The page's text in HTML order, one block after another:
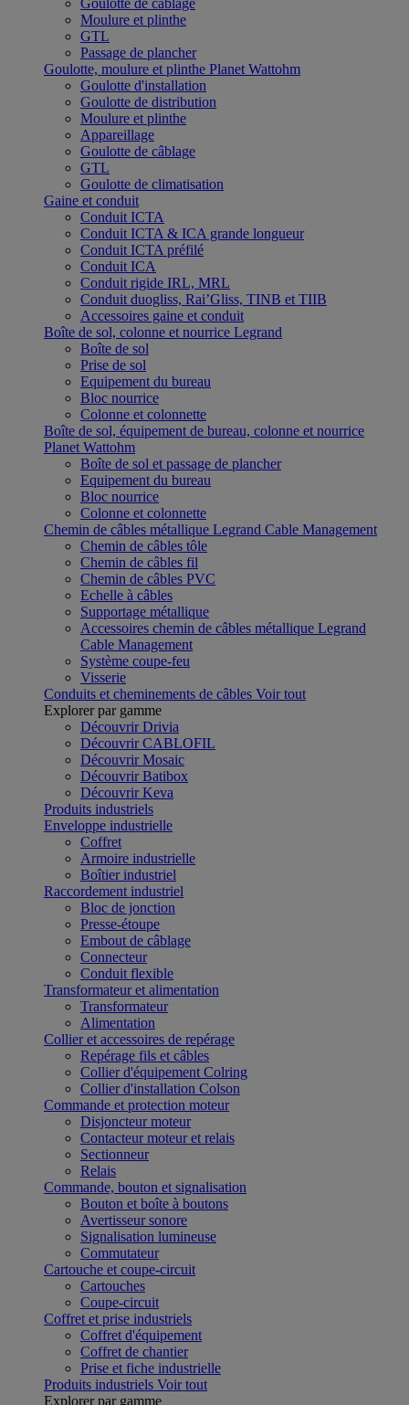
Goulotte de câblage
Moulure et plinthe
GTL
Passage de plancher
Goulotte, moulure et plinthe Planet Wattohm
Goulotte d'installation
Goulotte de distribution
Moulure et plinthe
Appareillage
Goulotte de câblage
GTL
Goulotte de climatisation
Gaine et conduit
Conduit ICTA
Conduit ICTA & ICA grande longueur
Conduit ICTA préfilé
Conduit ICA
Conduit rigide IRL, MRL
Conduit duogliss, Rai’Gliss, TINB et TIIB
Accessoires gaine et conduit
Boîte de sol, colonne et nourrice Legrand
Boîte de sol
Prise de sol
Equipement du bureau
Bloc nourrice
Colonne et colonnette
Boîte de sol, équipement de bureau, colonne et nourrice
Planet Wattohm
Boîte de sol et passage de plancher
Equipement du bureau
Bloc nourrice
Colonne et colonnette
Chemin de câbles métallique Legrand Cable Management
Chemin de câbles tôle
Chemin de câbles fil
Chemin de câbles PVC
Echelle à câbles
Supportage métallique
Accessoires chemin de câbles métallique Legrand
Cable Management
Système coupe-feu
Visserie
Conduits et cheminements de câbles Voir tout
Explorer par gamme
Découvrir Drivia
Découvrir CABLOFIL
Découvrir Mosaic
Découvrir Batibox
Découvrir Keva
Produits industriels
Enveloppe industrielle
Coffret
Armoire industrielle
Boîtier industriel
Raccordement industriel
Bloc de jonction
Presse-étoupe
Embout de câblage
Connecteur
Conduit flexible
Transformateur et alimentation
Transformateur
Alimentation
Collier et accessoires de repérage
Repérage fils et câbles
Collier d'équipement Colring
Collier d'installation Colson
Commande et protection moteur
Disjoncteur moteur
Contacteur moteur et relais
Sectionneur
Relais
Commande, bouton et signalisation
Bouton et boîte à boutons
Avertisseur sonore
Signalisation lumineuse
Commutateur
Cartouche et coupe-circuit
Cartouches
Coupe-circuit
Coffret et prise industriels
Coffret d'équipement
Coffret de chantier
Prise et fiche industrielle
Produits industriels Voir tout
Explorer par gamme